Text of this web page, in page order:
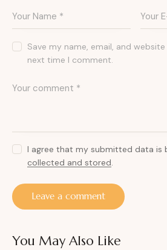
Save my name, email, and
next time I comment.
I agree that my submitted data is
collected and stored.
You May Also Like